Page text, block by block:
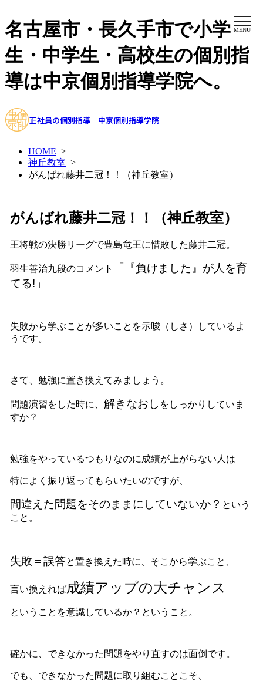
名古屋市・長久手市で小学
生・中学生・高校生の個別指
導は中京個別指導学院へ。
正社員の個別指導 中京個別指導学院
MENU
HOME >
神丘教室 >
がんばれ藤井二冠！！（神丘教室）
がんばれ藤井二冠！！（神丘教室）
王将戦の決勝リーグで豊島竜王に惜敗した藤井二冠。
羽生善治九段のコメント
「『負けました』が人を育
てる!」
失敗から学ぶことが多いことを示唆（しさ）しているよ
うです。
さて、勉強に置き換えてみましょう。
問題演習をした時に、 解きなおし をしっかりしていま
すか？
勉強をやっているつもりなのに成績が上がらない人は
特によく振り返ってもらいたいのですが、
間違えた問題をそのままにしていないか？ という
こと。
失敗＝誤答と置き換えた時に、そこから学ぶこと、
言い換えれば成績アップの大チャンス
ということを意識しているか？ ということ。
確かに、できなかった問題をやり直すのは面倒です。
でも、できなかった問題に取り組むことこそ、